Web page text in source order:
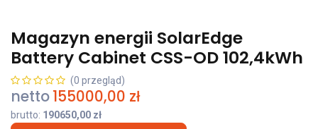
Magazyn energii SolarEdge
Battery Cabinet CSS-OD 102,4kWh
(0 przegląd)
netto155000,00 zł
brutto: 190650,00 zł